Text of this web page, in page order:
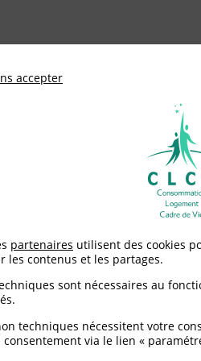
de défense des
Environnement
: soyez bien protégés !
:
accepter
partenaires utilisent des cookies
les contenus et les partages.
sont nécessaires au
techniques nécessitent votre
via le lien «